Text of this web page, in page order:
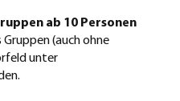
ab 10 Personen
(auch ohne
unter